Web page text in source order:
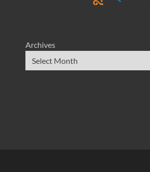
Archives